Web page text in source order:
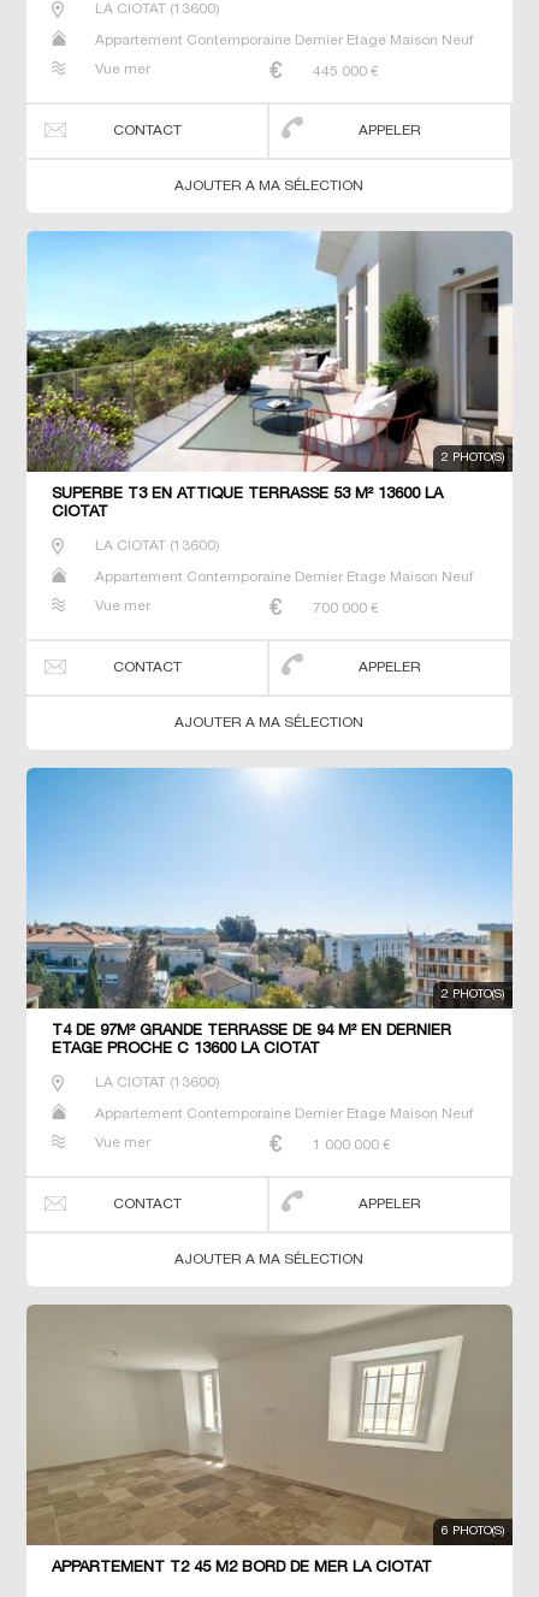
LA CIOTAT(13600)
Appartement Contemporaine Dernier Etage Maison Neuf
Vue mer
445 000 €
CONTACT APPELER
AJOUTER A MA SÉLECTION
2 PHOTO(S)
SUPERBE T3 EN ATTIQUE TERRASSE 53 M² 13600 LA
CIOTAT
LA CIOTAT(13600)
Appartement Contemporaine Dernier Etage Maison Neuf
Vue mer
700 000 €
CONTACT APPELER
AJOUTER A MA SÉLECTION
2 PHOTO(S)
T4 DE 97M² GRANDE TERRASSE DE 94 M² EN DERNIER
ETAGE PROCHE C 13600 LA CIOTAT
LA CIOTAT(13600)
Appartement Contemporaine Dernier Etage Maison Neuf
Vue mer
1 000 000 €
CONTACT APPELER
AJOUTER A MA SÉLECTION
6 PHOTO(S)
APPARTEMENT T2 45 M2 BORD DE MER LA CIOTAT